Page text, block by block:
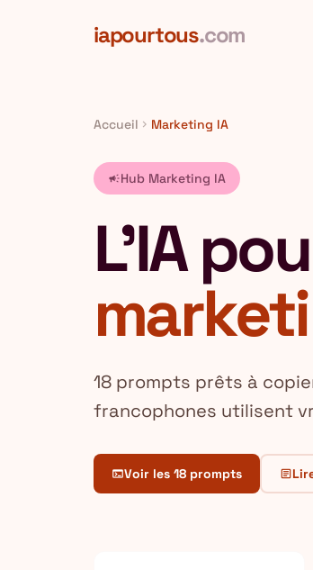
iapourtous.com
Accueil chevron_right Marketing IA
campaignHub Marketing IA
L'IA
18 prompts prêts à
francophones utilisent
terminalVoir les 18 prompts article